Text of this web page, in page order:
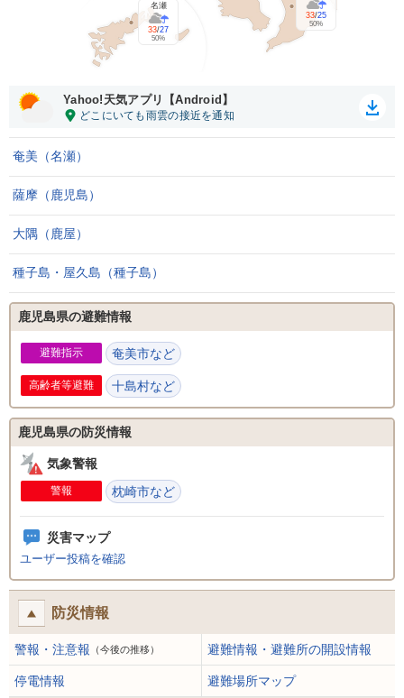
名瀬
33/27
50%
33/25
50%
Yahoo!天気アプリ【Android】
奄美（名瀬）
薩摩（鹿児島）
大隅（鹿屋）
種子島・屋久島（種子島）
鹿児島県の避難情報
避難指示 奄美市など
高齢者等避難 十島村など
鹿児島県の防災情報
気象警報
警報 枕崎市など
災害マップ
ユーザー投稿を確認
防災情報
警報・注意報 （今後の推移） 避難情報・避難所の開設情報
停電情報
避難場所マップ